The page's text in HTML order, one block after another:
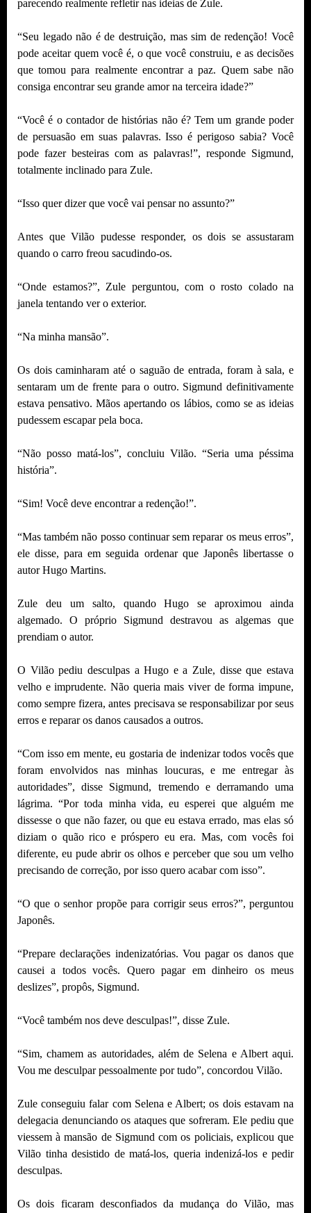
parecendo realmente refletir nas ideias de Zule.
“Seu legado não é de destruição, mas sim de redenção! Você
pode aceitar quem você é, o que você construiu, e as decisões
que tomou para realmente encontrar a paz. Quem sabe não
consiga encontrar seu grande amor na terceira idade?”
“Você é o contador de histórias não é? Tem um grande poder
de persuasão em suas palavras. Isso é perigoso sabia? Você
pode fazer besteiras com as palavras!”, responde Sigmund,
totalmente inclinado para Zule.
“Isso quer dizer que você vai pensar no assunto?”
Antes que Vilão pudesse responder, os dois se assustaram
quando o carro freou sacudindo-os.
“Onde estamos?”, Zule perguntou, com o rosto colado na
janela tentando ver o exterior.
“Na minha mansão”.
Os dois caminharam até o saguão de entrada, foram à sala, e
sentaram um de frente para o outro. Sigmund definitivamente
estava pensativo. Mãos apertando os lábios, como se as ideias
pudessem escapar pela boca.
“Não posso matá-los”, concluiu Vilão. “Seria uma péssima
história”.
“Sim! Você deve encontrar a redenção!”.
“Mas também não posso continuar sem reparar os meus erros”,
ele disse, para em seguida ordenar que Japonês libertasse o
autor Hugo Martins.
Zule deu um salto, quando Hugo se aproximou ainda
algemado. O próprio Sigmund destravou as algemas que
prendiam o autor.
O Vilão pediu desculpas a Hugo e a Zule, disse que estava
velho e imprudente. Não queria mais viver de forma impune,
como sempre fizera, antes precisava se responsabilizar por seus
erros e reparar os danos causados a outros.
“Com isso em mente, eu gostaria de indenizar todos vocês que
foram envolvidos nas minhas loucuras, e me entregar às
autoridades”, disse Sigmund, tremendo e derramando uma
lágrima. “Por toda minha vida, eu esperei que alguém me
dissesse o que não fazer, ou que eu estava errado, mas elas só
diziam o quão rico e próspero eu era. Mas, com vocês foi
diferente, eu pude abrir os olhos e perceber que sou um velho
precisando de correção, por isso quero acabar com isso”.
“O que o senhor propõe para corrigir seus erros?”, perguntou
Japonês.
“Prepare declarações indenizatórias. Vou pagar os danos que
causei a todos vocês. Quero pagar em dinheiro os meus
deslizes”, propôs, Sigmund.
“Você também nos deve desculpas!”, disse Zule.
“Sim, chamem as autoridades, além de Selena e Albert aqui.
Vou me desculpar pessoalmente por tudo”, concordou Vilão.
Zule conseguiu falar com Selena e Albert; os dois estavam na
delegacia denunciando os ataques que sofreram. Ele pediu que
viessem à mansão de Sigmund com os policiais, explicou que
Vilão tinha desistido de matá-los, queria indenizá-los e pedir
desculpas.
Os dois ficaram desconfiados da mudança do Vilão, mas